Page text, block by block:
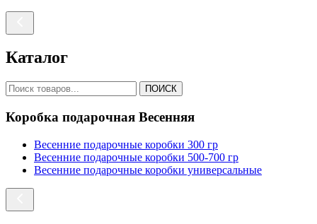
Каталог
ПОИСК
Коробка подарочная Весенняя
Весенние подарочные коробки 300 гр
Весенние подарочные коробки 500-700 гр
Весенние подарочные коробки универсальные